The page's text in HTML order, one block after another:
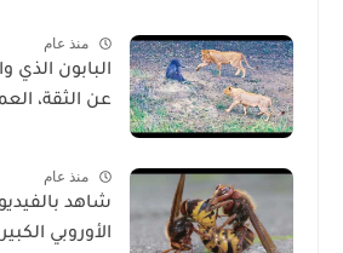
منذ عام
البابون الذي
عن الثقة،
منذ عام
شاهد
الأوروبي